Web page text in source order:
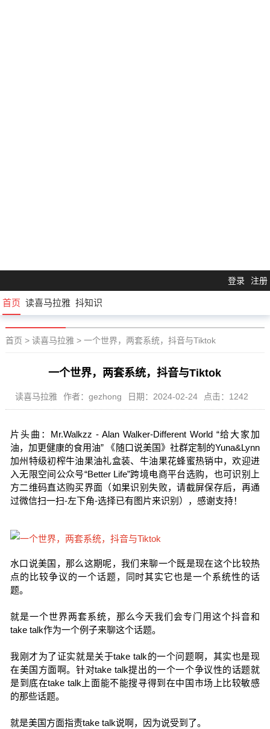
登录 注册
首页 读喜马拉雅 抖知识
首页 > 读喜马拉雅> 一个世界，两套系统，抖音与Tiktok
一个世界，两套系统，抖音与Tiktok
读喜马拉雅 作者：gezhong 日期：2024-02-24 点击：1242
片头曲：Mr.Walkzz - Alan Walker-Different World “给大家加
油，加更健康的食用油” 《随口说美国》社群定制的Yuna&Lynn
加州特级初榨牛油果油礼盒装、牛油果花蜂蜜热销中，欢迎进
入无限空间公众号“Better Life”跨境电商平台选购，也可识别上
方二维码直达购买界面（如果识别失败，请截屏保存后，再通
过微信扫一扫-左下角-选择已有图片来识别），感谢支持！
水口说美国，那么这期呢，我们来聊一个既是现在这个比较热
点的比较争议的一个话题，同时其实它也是一个系统性的话
题。
就是一个世界两套系统，那么今天我们会专门用这个抖音和
take talk作为一个例子来聊这个话题。
我刚才为了证实就是关于take talk的一个问题啊，其实也是现
在美国方面啊。针对take talk提出的一个一个争议性的话题就
是到底在take talk上面能不能搜寻得到在中国市场上比较敏感
的那些话题。
就是美国方面指责take talk说啊，因为说受到了。